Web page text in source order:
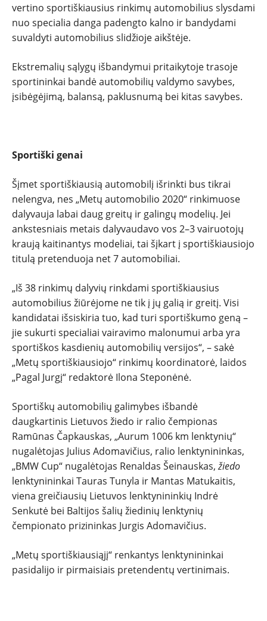
NAUJIENOS
TESTAI
REPORTAŽAI
SPORTAS
PATARIMAI
ĮVAIRENYBĖS
vertino sportiškiausius rinkimų automobilius slysdami
nuo specialia danga padengto kalno ir bandydami
suvaldyti automobilius slidžioje aikštėje.
Ekstremalių sąlygų išbandymui pritaikytoje trasoje
sportininkai bandė automobilių valdymo savybes,
įsibėgėjimą, balansą, paklusnumą bei kitas savybes.
Sportiški genai
Šįmet sportiškiausią automobilį išrinkti bus tikrai
nelengva, nes „Metų automobilio 2020“ rinkimuose
dalyvauja labai daug greitų ir galingų modelių. Jei
ankstesniais metais dalyvaudavo vos 2–3 vairuotojų
kraują kaitinantys modeliai, tai šįkart į sportiškiausiojo
titulą pretenduoja net 7 automobiliai.
„Iš 38 rinkimų dalyvių rinkdami sportiškiausius
automobilius žiūrėjome ne tik į jų galią ir greitį. Visi
kandidatai išsiskiria tuo, kad turi sportiškumo geną –
jie sukurti specialiai vairavimo malonumui arba yra
sportiškos kasdienių automobilių versijos“, – sakė
„Metų sportiškiausiojo“ rinkimų koordinatorė, laidos
„Pagal Jurgį“ redaktorė Ilona Steponėnė.
Sportiškų automobilių galimybes išbandė
daugkartinis Lietuvos žiedo ir ralio čempionas
Ramūnas Čapkauskas, „Aurum 1006 km lenktynių“
nugalėtojas Julius Adomavičius, ralio lenktynininkas,
„BMW Cup“ nugalėtojas Renaldas Šeinauskas,žiedo
lenktynininkai Tauras Tunyla ir Mantas Matukaitis,
viena greičiausių Lietuvos lenktynininkių Indrė
Senkutė bei Baltijos šalių žiedinių lenktynių
čempionato prizininkas Jurgis Adomavičius.
„Metų sportiškiausiąjį“ renkantys lenktynininkai
pasidalijo ir pirmaisiais pretendentų vertinimais.